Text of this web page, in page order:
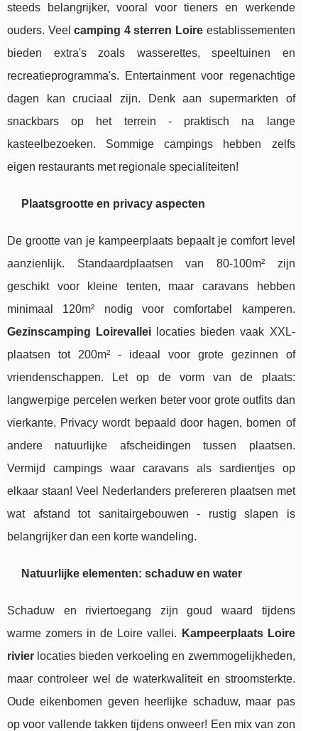
steeds belangrijker, vooral voor tieners en werkende
ouders. Veelcamping 4 sterren Loire establissementen
bieden extra's zoals wasserettes, speeltuinen en
recreatieprogramma's. Entertainment voor regenachtige
dagen kan cruciaal zijn. Denk aan supermarkten of
snackbars op het terrein - praktisch na lange
kasteelbezoeken. Sommige campings hebben zelfs
eigen restaurants met regionale specialiteiten!
Plaatsgrootte en privacy aspecten
De grootte van je kampeerplaats bepaalt je comfort level
aanzienlijk. Standaardplaatsen van 80-100m² zijn
geschikt voor kleine tenten, maar caravans hebben
minimaal 120m² nodig voor comfortabel kamperen.
Gezinscamping Loirevallei locaties bieden vaak XXL-
plaatsen tot 200m² - ideaal voor grote gezinnen of
vriendenschappen. Let op de vorm van de plaats:
langwerpige percelen werken beter voor grote outfits dan
vierkante. Privacy wordt bepaald door hagen, bomen of
andere natuurlijke afscheidingen tussen plaatsen.
Vermijd campings waar caravans als sardientjes op
elkaar staan! Veel Nederlanders prefereren plaatsen met
wat afstand tot sanitairgebouwen - rustig slapen is
belangrijker dan een korte wandeling.
Natuurlijke elementen: schaduw en water
Schaduw en riviertoegang zijn goud waard tijdens
warme zomers in de Loire vallei.
Kampeerplaats Loire
rivier locaties bieden verkoeling en zwemmogelijkheden,
maar controleer wel de waterkwaliteit en stroomsterkte.
Oude eikenbomen geven heerlijke schaduw, maar pas
op voor vallende takken tijdens onweer! Een mix van zon